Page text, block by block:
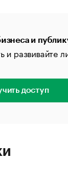
и
и развивайте
доступ